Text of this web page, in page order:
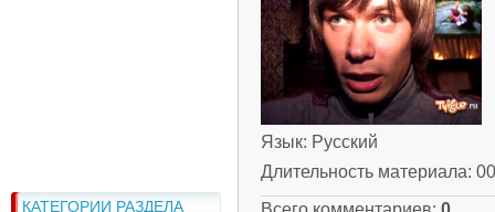
КАТЕГОРИИ РАЗДЕЛА
Язык: Русский
Длительность материала: